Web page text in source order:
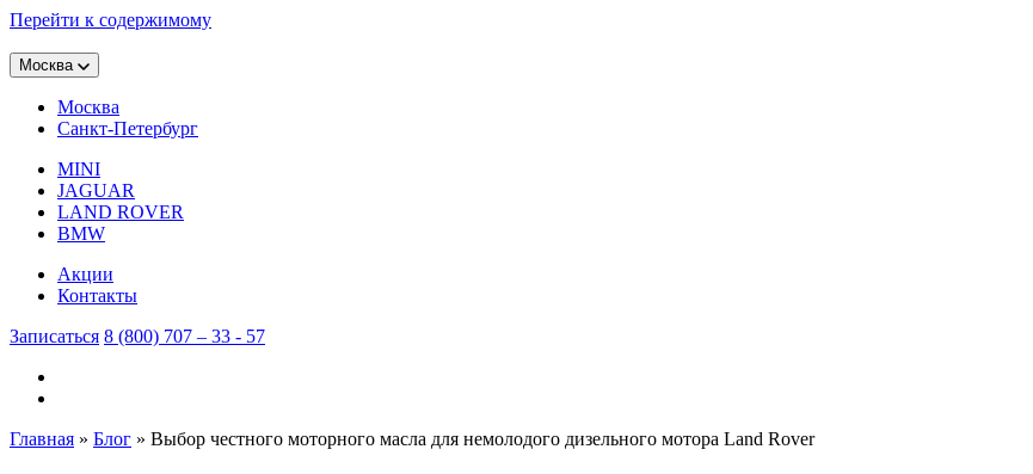
Перейти к содержимому
Москва
Москва
Санкт-Петербург
MINI
JAGUAR
LAND ROVER
BMW
Акции
Контакты
Записаться 8 (800) 707 – 33 - 57
Главная » Блог » Выбор честного моторного масла для немолодого дизельного мотора Land Rover